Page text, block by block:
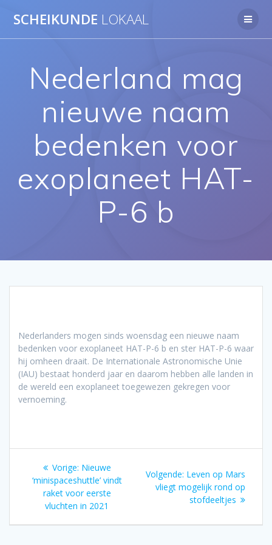
naar
SCHEIKUNDE LOKAAL
Nederland mag
nieuwe naam
bedenken voor
exoplaneet HAT-
P-6 b
Nederlanders mogen sinds woensdag een nieuwe naam
bedenken voor exoplaneet HAT-P-6 b en ster HAT-P-6 waar
hij omheen draait. De Internationale Astronomische Unie
(IAU) bestaat honderd jaar en daarom hebben alle landen in
de wereld een exoplaneet toegewezen gekregen voor
vernoeming.
Bericht
navigatie
Vorige: Vorig
bericht:
Nieuwe
‘minispaceshuttle’ vindt
raket voor eerste
vluchten in 2021
Volgende: Volgend
bericht:
Leven op Mars
vliegt mogelijk rond op
stofdeeltjes